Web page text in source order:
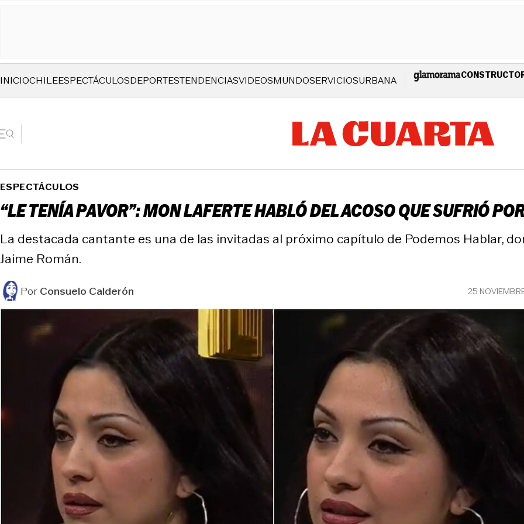
INICIOCHILEESPECTÁCULOSDEPORTESTENDENCIASVIDEOSMUNDOSERVICIOSURBANA
ESPECTÁCULOS
“LE TENÍA PAVOR”: MON LAFERTE HABLÓ DEL ACOSO QUE SUFRIÓ
La destacada cantante es una de las invitadas al próximo capítulo de Podemos Hablar,
Jaime Román.
PorConsuelo Calderón 25